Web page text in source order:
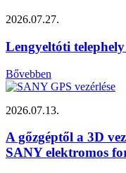
2026.07.27.
Lengyeltóti
Bővebben
2026.07.13.
A gőzgéptől a 3D
SANY elektromos